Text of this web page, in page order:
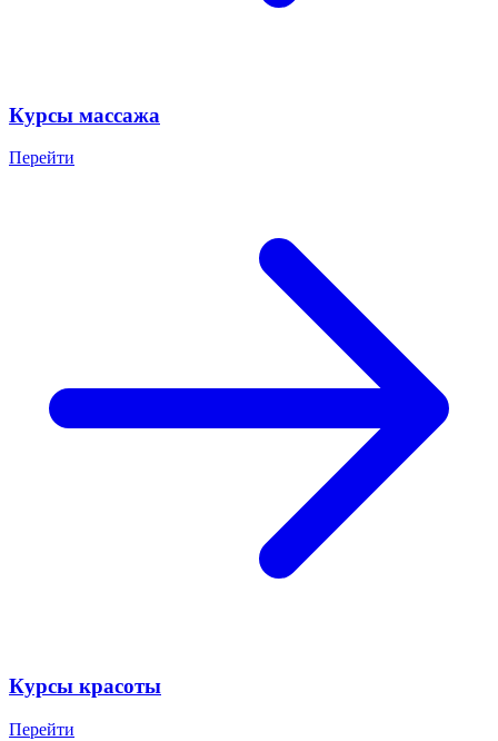
Курсы массажа
Перейти
Курсы красоты
Перейти